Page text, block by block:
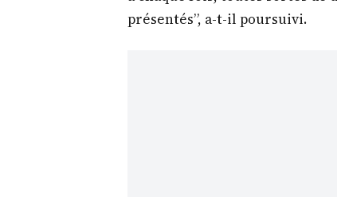
présentés”, a-t-il poursuivi.